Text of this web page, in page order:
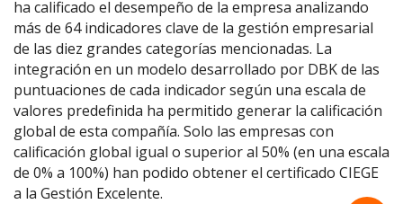
ha calificado el desempeño de la empresa analizando
más de 64 indicadores clave de la gestión empresarial
de las diez grandes categorías mencionadas. La
integración en un modelo desarrollado por DBK de las
puntuaciones de cada indicador según una escala de
valores predefinida ha permitido generar la calificación
global de esta compañía. Solo las empresas con
calificación global igual o superior al 50% (en una escala
de 0% a 100%) han podido obtener el certificado CIEGE
a la Gestión Excelente.